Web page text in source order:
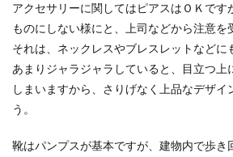
アクセサリーに関してはピアスはＯＫです
ものにしない様にと、上司などから注意を
それは、ネックレスやブレスレットなどに
あまりジャラジャラしていると、目立つ上
しまいますから、さりげなく上品なデザイ
う。
靴はパンプスが基本ですが、建物内で歩き